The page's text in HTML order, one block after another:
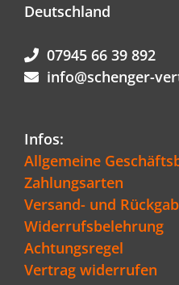
Deutschland
07945 66 39 892
info@schenger-
Infos:
Allgemeine
Zahlungsarten
Versand- und
Widerrufsbelehrung
Achtungsregel
Vertrag widerrufen